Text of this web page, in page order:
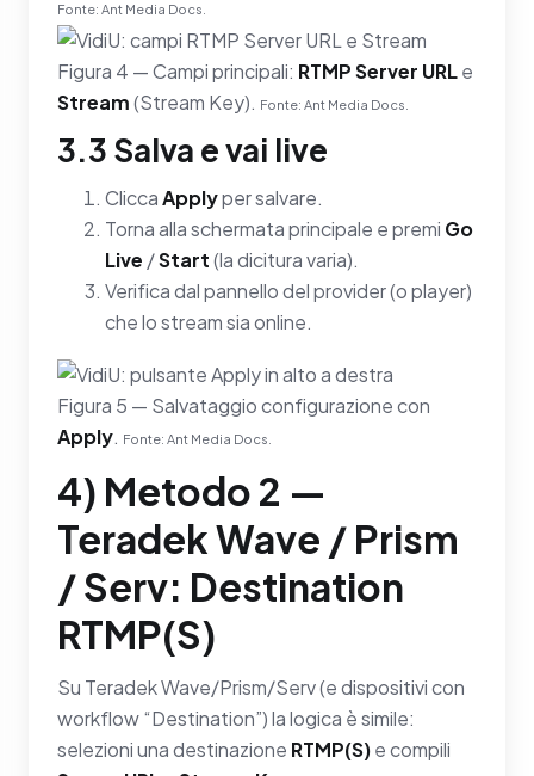
Fonte: Ant Media Docs.
Figura 4 — Campi principali: RTMP Server URLe
Stream(Stream Key). Fonte: Ant Media Docs.
3.3 Salva e vai live
CliccaApplyper salvare.
Torna alla schermata principale e premi Go
Live /Start(la dicitura varia).
Verifica dal pannello del provider (o player)
che lo stream sia online.
Figura 5 — Salvataggio configurazione con
Apply. Fonte: Ant Media Docs.
4) Metodo 2 —
Teradek Wave / Prism
/ Serv: Destination
RTMP(S)
Su Teradek Wave/Prism/Serv (e dispositivi con
workflow “Destination”) la logica è simile:
selezioni una destinazione RTMP(S)e compili